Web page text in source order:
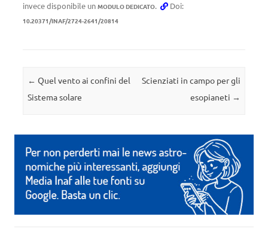
invece disponibile un MODULO DEDICATO. Doi:
10.20371/INAF/2724-2641/20814
Navigazione articolo
← Quel vento ai confini del
Sistema solare
Scienziati in campo per gli
esopianeti →